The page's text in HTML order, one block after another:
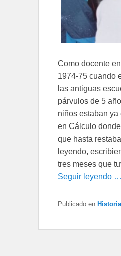
Como docente
1974-75 cuando
las antiguas
párvulos de 5
niños estaban
en Cálculo
que hasta
leyendo,
tres meses que
Seguir leyendo …
Publicado en Historia